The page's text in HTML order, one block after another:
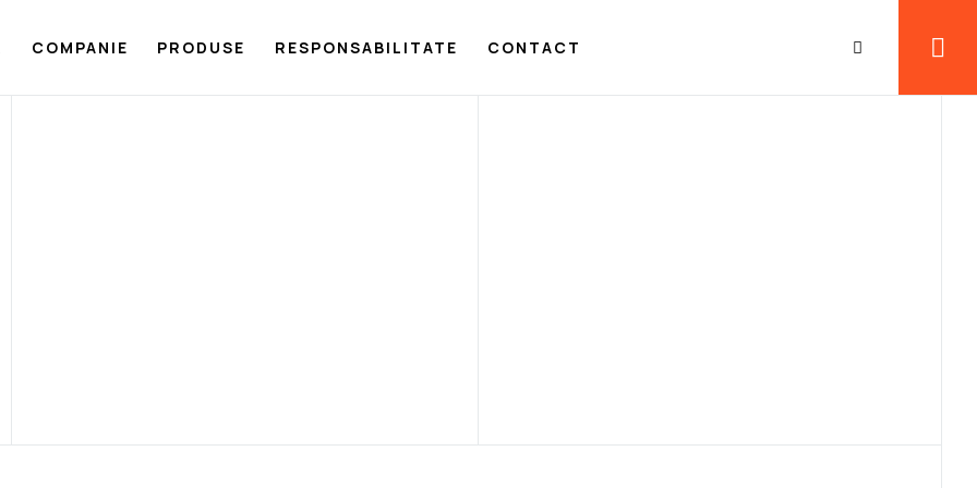
COMPANIE PRODUSE RESPONSABILITATE CONTACT